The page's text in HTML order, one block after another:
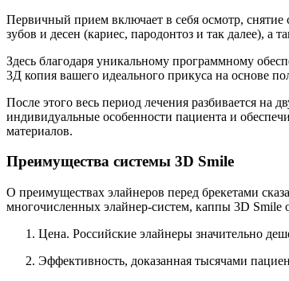
Первичный прием включает в себя осмотр, снятие
зубов и десен (кариес, пародонтоз и так далее),
Здесь благодаря уникальному программному
3Д копия вашего идеального прикуса на основе
После этого весь период лечения разбивается на
индивидуальные особенности пациента и
материалов.
Преимущества системы 3D Smile
О преимуществах элайнеров перед брекетами
многочисленных элайнер-систем, каппы 3D
Цена. Российские элайнеры значительно
Эффективность, доказанная тысячами